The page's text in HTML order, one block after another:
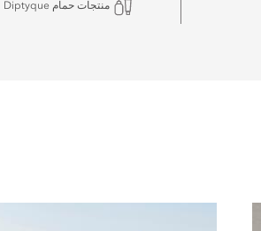
منتجات حمام Diptyque